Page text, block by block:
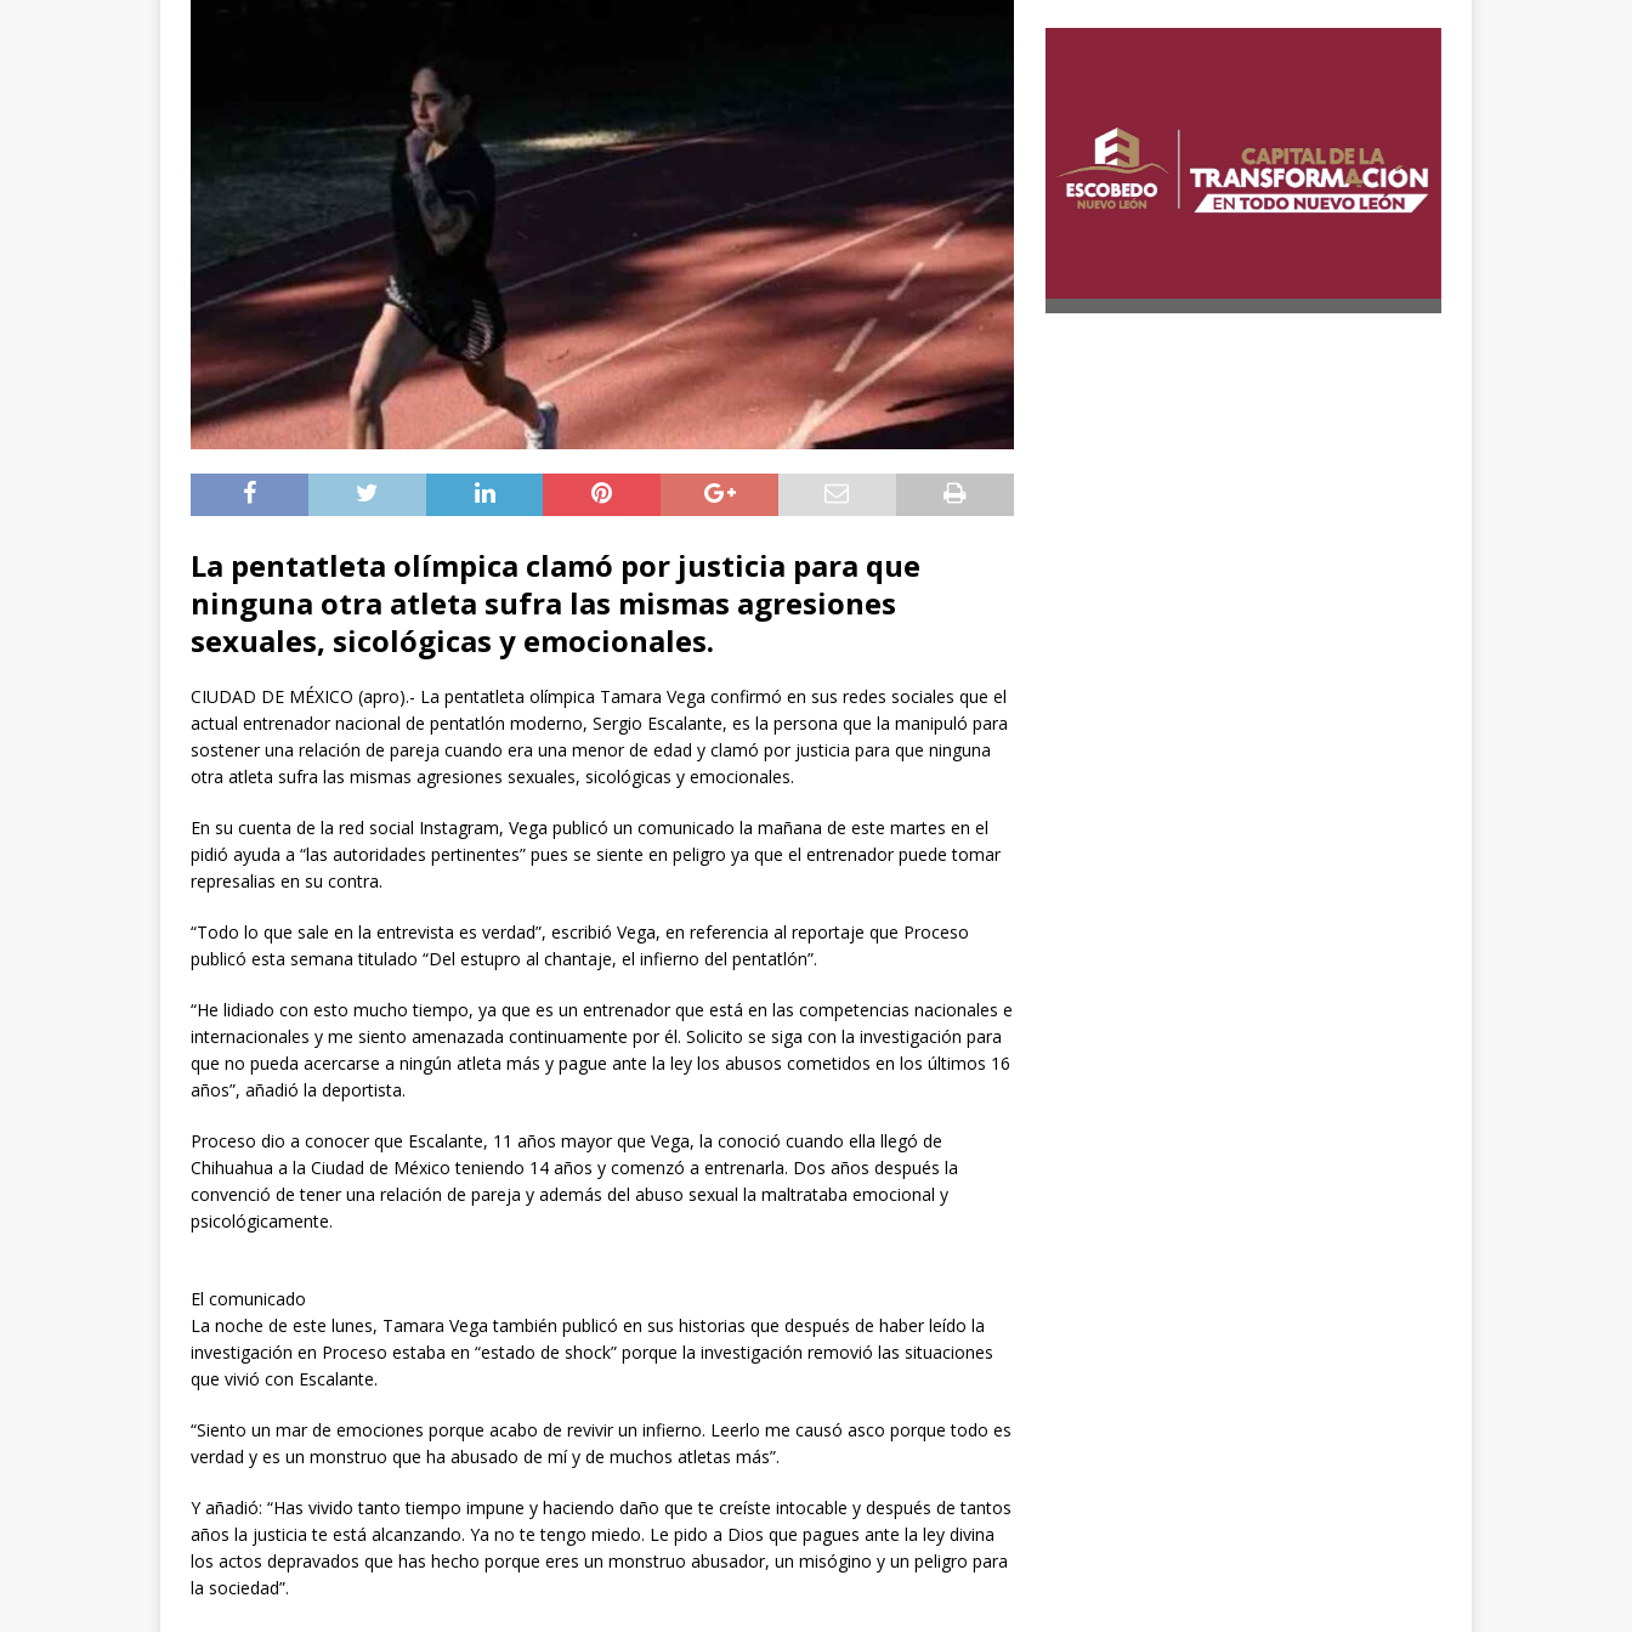
La pentatleta olímpica clamó por justicia para que
ninguna otra atleta sufra las mismas agresiones
sexuales, sicológicas y emocionales.
CIUDAD DE MÉXICO (apro).- La pentatleta olímpica Tamara Vega confirmó en sus redes sociales que el
actual entrenador nacional de pentatlón moderno, Sergio Escalante, es la persona que la manipuló para
sostener una relación de pareja cuando era una menor de edad y clamó por justicia para que ninguna
otra atleta sufra las mismas agresiones sexuales, sicológicas y emocionales.
En su cuenta de la red social Instagram, Vega publicó un comunicado la mañana de este martes en el
pidió ayuda a “las autoridades pertinentes” pues se siente en peligro ya que el entrenador puede tomar
represalias en su contra.
“Todo lo que sale en la entrevista es verdad”, escribió Vega, en referencia al reportaje que Proceso
publicó esta semana titulado “Del estupro al chantaje, el infierno del pentatlón”.
“He lidiado con esto mucho tiempo, ya que es un entrenador que está en las competencias nacionales e
internacionales y me siento amenazada continuamente por él. Solicito se siga con la investigación para
que no pueda acercarse a ningún atleta más y pague ante la ley los abusos cometidos en los últimos 16
años”, añadió la deportista.
Proceso dio a conocer que Escalante, 11 años mayor que Vega, la conoció cuando ella llegó de
Chihuahua a la Ciudad de México teniendo 14 años y comenzó a entrenarla. Dos años después la
convenció de tener una relación de pareja y además del abuso sexual la maltrataba emocional y
psicológicamente.
El comunicado
La noche de este lunes, Tamara Vega también publicó en sus historias que después de haber leído la
investigación en Proceso estaba en “estado de shock” porque la investigación removió las situaciones
que vivió con Escalante.
“Siento un mar de emociones porque acabo de revivir un infierno. Leerlo me causó asco porque todo es
verdad y es un monstruo que ha abusado de mí y de muchos atletas más”.
Y añadió: “Has vivido tanto tiempo impune y haciendo daño que te creíste intocable y después de tantos
años la justicia te está alcanzando. Ya no te tengo miedo. Le pido a Dios que pagues ante la ley divina
los actos depravados que has hecho porque eres un monstruo abusador, un misógino y un peligro para
la sociedad”.